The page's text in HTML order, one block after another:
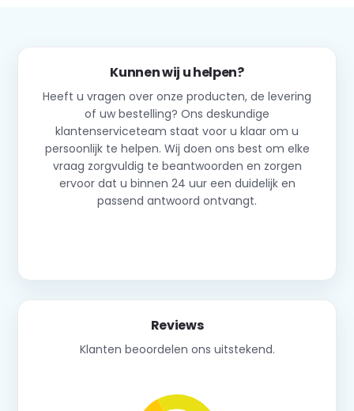
Kunnen wij u helpen?
Heeft u vragen over onze producten, de levering
of uw bestelling? Ons deskundige
klantenserviceteam staat voor u klaar om u
persoonlijk te helpen. Wij doen ons best om elke
vraag zorgvuldig te beantwoorden en zorgen
ervoor dat u binnen 24 uur een duidelijk en
passend antwoord ontvangt.
Reviews
Klanten beoordelen ons uitstekend.